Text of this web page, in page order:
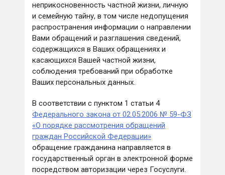
неприкосновенность частной жизни, личную
и семейную тайну, в том числе недопущения
распространения информации о направлении
Вами обращений и разглашения сведений,
содержащихся в Ваших обращениях и
касающихся Вашей частной жизни,
соблюдения требований при обработке
Ваших персональных данных.
В соответствии с пунктом 1 статьи 4
Федерального закона от 02.05.2006 № 59-ФЗ
«О порядке рассмотрения обращений
граждан Российской Федерации»
обращение гражданина направляется в
государственный орган в электронной форме
посредством авторизации через Госуслуги.